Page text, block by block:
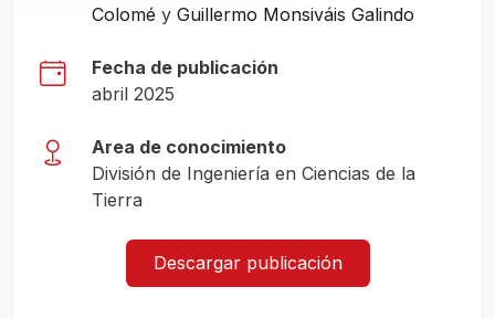
Colomé y Guillermo Monsiváis Galindo
Fecha de publicación
abril 2025
Area de conocimiento
División de Ingeniería en Ciencias de la
Tierra
Descargar publicación